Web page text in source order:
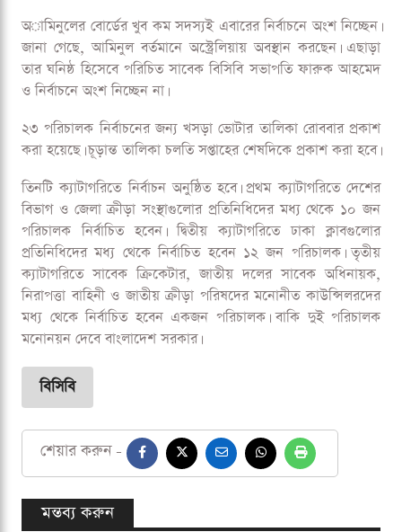
পরিচালক ও সভাপতির নির্বাচন পরিচালনা করবেন বলে ধারণা করা
হচ্ছে।
এর আগে সর্বশেষ বিসিবি নির্বাচন অনুষ্ঠিত হয়েছিল ২০২৫ সালের
অধিনায়ক আমিনুল ইসলাম। তবে ২০২৫ সালের সেই নির্বাচন নিয়ে
গঠিত তদন্ত কমিটির প্রতিবেদনে “ক্ষমতার গুরুতর অপব্যবহার”-এর
অামিনুলের বোর্ডের খুব কম সদস্যই এবারের নির্বাচনে অংশ নিচ্ছেন।
জানা গেছে, আমিনুল বর্তমানে অস্ট্রেলিয়ায় অবস্থান করছেন। এছাড়া
তার ঘনিষ্ঠ হিসেবে পরিচিত সাবেক বিসিবি সভাপতি ফারুক আহমেদ
ও নির্বাচনে অংশ নিচ্ছেন না।
২৩ পরিচালক নির্বাচনের জন্য খসড়া ভোটার তালিকা রোববার প্রকাশ
করা হয়েছে। চূড়ান্ত তালিকা চলতি সপ্তাহের শেষদিকে প্রকাশ করা হবে।
তিনটি ক্যাটাগরিতে নির্বাচন অনুষ্ঠিত হবে। প্রথম ক্যাটাগরিতে দেশের
বিভাগ ও জেলা ক্রীড়া সংস্থাগুলোর প্রতিনিধিদের মধ্য থেকে ১০ জন
পরিচালক নির্বাচিত হবেন। দ্বিতীয় ক্যাটাগরিতে ঢাকা ক্লাবগুলোর
প্রতিনিধিদের মধ্য থেকে নির্বাচিত হবেন ১২ জন পরিচালক। তৃতীয়
ক্যাটাগরিতে সাবেক ক্রিকেটার, জাতীয় দলের সাবেক অধিনায়ক,
নিরাপত্তা বাহিনী ও জাতীয় ক্রীড়া পরিষদের মনোনীত কাউন্সিলরদের
মধ্য থেকে নির্বাচিত হবেন একজন পরিচালক। বাকি দুই পরিচালক
মনোনয়ন দেবে বাংলাদেশ সরকার।